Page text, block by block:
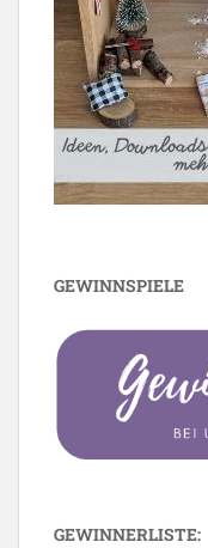
GEWINNSPIELE
GEWINNERLISTE: